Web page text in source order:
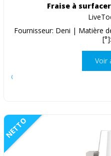
Fraise à
Fournisseur: Deni | Matière
Voir
NETTO